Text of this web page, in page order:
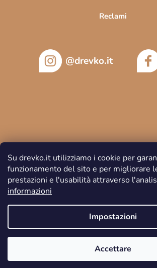
Su drevko.it utilizziamo i cookie per
funzionamento del sito e per migliorare
prestazioni e l'usabilità attraverso
informazioni
Impostazioni
Accettare
Reclami
@drevko.it
Creato da Shoptet